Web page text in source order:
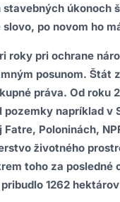
stavebných úkonoch
slovo, po novom ho
roky pri ochrane
posunom. Štát
práva. Od roku
pozemky napríklad v
Fatre, Poloninách,
životného
toho za posledné
1262